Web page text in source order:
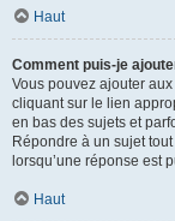
Haut
Comment puis-je
Vous pouvez ajouter
cliquant sur le lien
en bas des sujets et
Répondre à un sujet
lorsqu’une réponse est
Haut